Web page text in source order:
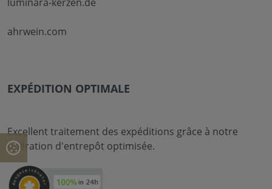
ahrwein.com
EXPÉDITION OPTIMALE
Excellent traitement des expéditions grâce à notre
opération d'entrepôt optimisée.